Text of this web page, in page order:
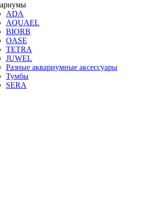
ADA
AQUAEL
BIORB
OASE
TETRA
JUWEL
Разные аквариумные аксессуары
Тумбы
SERA